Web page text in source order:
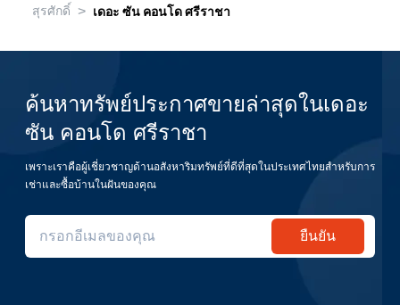
สุรศักดิ์ > เดอะ ซัน คอนโด ศรีราชา
ค้นหาทรัพย์ประกาศขายล่าสุดในเดอะ
ซัน คอนโด ศรีราชา
เพราะเราคือผู้เชี่ยวชาญด้านอสังหาริมทรัพย์ที่ดีที่สุดในประเทศไทยสำหรับการ
เช่าและซื้อบ้านในฝันของคุณ
ยืนยัน